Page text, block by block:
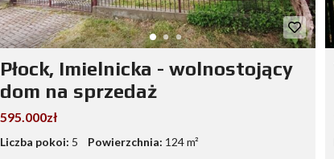
Płock, Imielnicka - wolnostojący
dom na sprzedaż
595.000zł
Liczba pokoi: 5 Powierzchnia: 124 m²